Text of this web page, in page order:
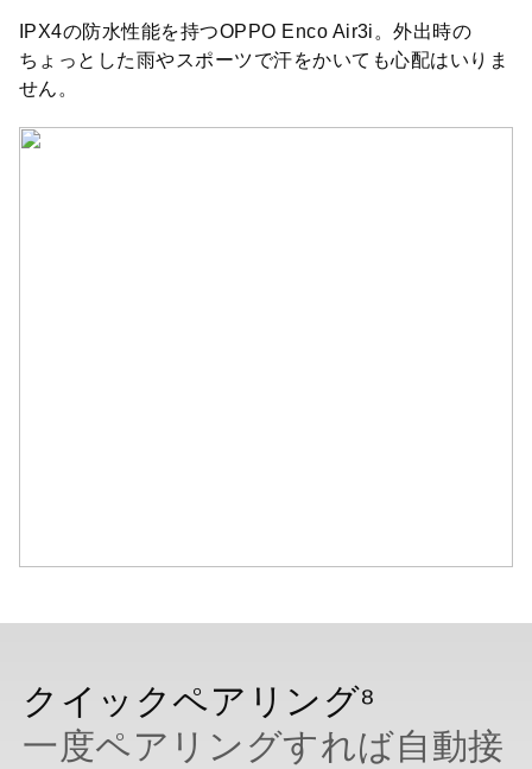
IPX4の防水性能を持つOPPO Enco Air3i。外出時の
ちょっとした雨やスポーツで汗をかいても心配はいりま
せん。
クイックペアリング⁸
一度ペアリングすれば自動接